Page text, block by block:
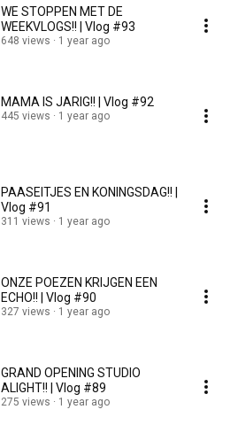
WE STOPPEN MET DE
WEEKVLOGS!! | Vlog #93
648 views 1 year ago
MAMA IS JARIG!! | Vlog #92
445 views 1 year ago
PAASEITJES EN KONINGSDAG!! |
Vlog #91
311 views 1 year ago
ONZE POEZEN KRIJGEN EEN
ECHO!! | Vlog #90
327 views 1 year ago
GRAND OPENING STUDIO
ALIGHT!! | Vlog #89
275 views 1 year ago